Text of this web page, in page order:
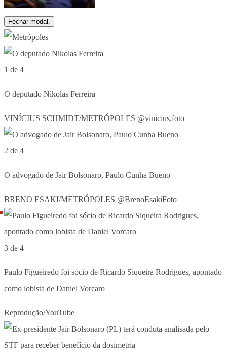
Fechar modal.
1 de 4
O deputado Nikolas Ferreira
VINÍCIUS SCHMIDT/METRÓPOLES @vinicius.foto
2 de 4
O advogado de Jair Bolsonaro, Paulo Cunha Bueno
BRENO ESAKI/METRÓPOLES @BrenoEsakiFoto
3 de 4
Paulo Figueiredo foi sócio de Ricardo Siqueira Rodrigues, apontado
como lobista de Daniel Vorcaro
Reprodução/YouTube